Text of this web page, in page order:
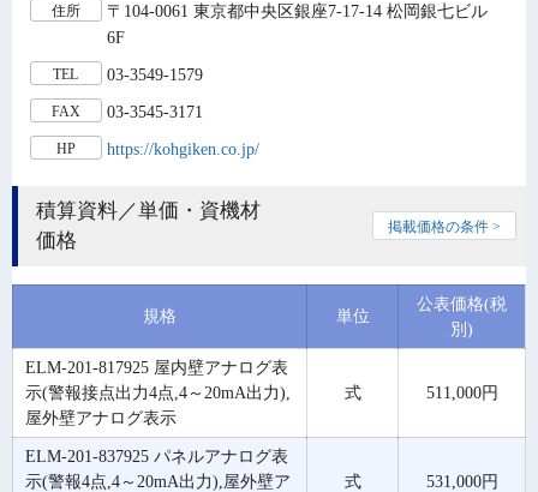
住所
〒104-0061 東京都中央区銀座7-17-14 松岡銀七ビル
6F
TEL 03-3549-1579
FAX 03-3545-3171
HP https://kohgiken.co.jp/
積算資料／単価・資機材
価格
掲載価格の条件 >
規格 単位
公表価格(税
別)
ELM-201-817925 屋内壁アナログ表
示(警報接点出力4点,4～20mA出力),
屋外壁アナログ表示
式 511,000円
ELM-201-837925 パネルアナログ表
示(警報4点,4～20mA出力),屋外壁ア
式 531,000円